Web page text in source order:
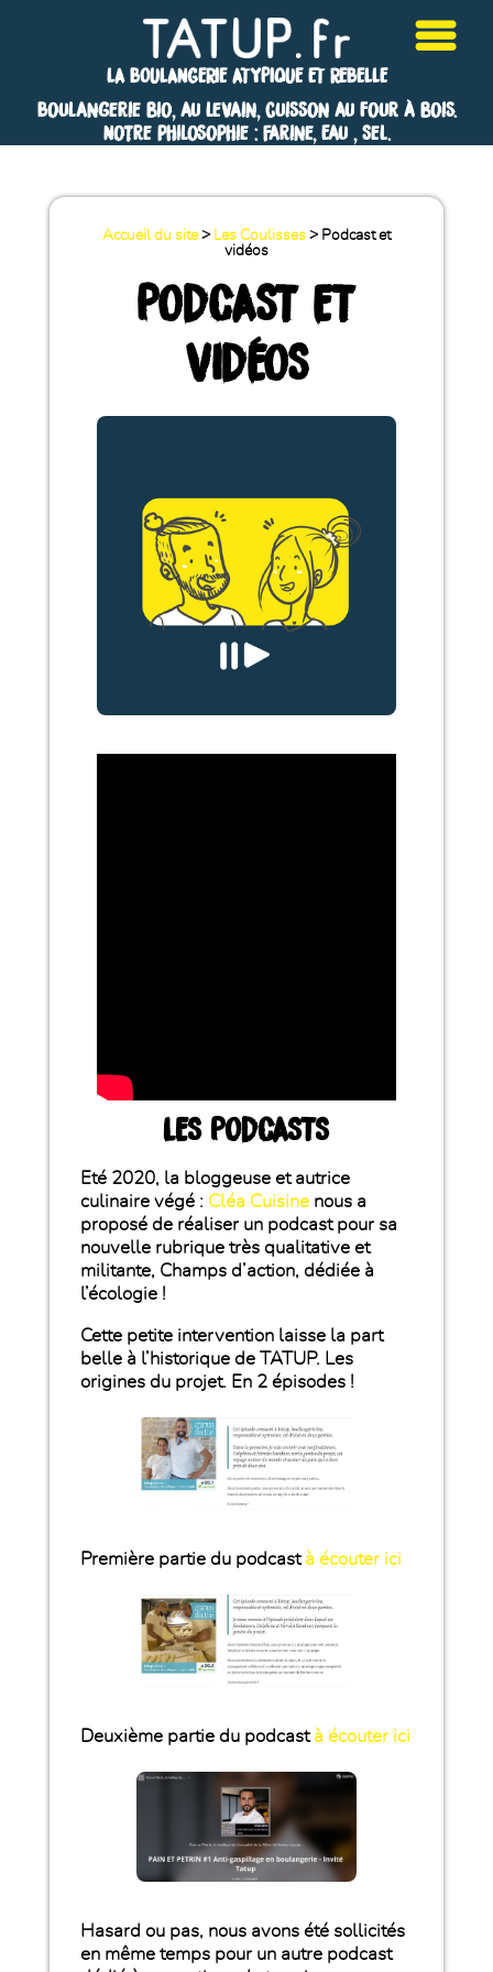
LA BOULANGERIE ATYPIQUE ET REBELLE
Boulangerie bio, au levain, cuisson au four à bois.
Notre philosophie : Farine, Eau , Sel.
Accueil du site> Les Coulisses> Podcast et
vidéos
PODCAST ET
VIDÉOS
LES PODCASTS
Eté 2020, la bloggeuse et autrice
culinaire végé : Cléa Cuisinenous a
proposé de réaliser un podcast pour sa
nouvelle rubrique très qualitative et
militante, Champs d’action, dédiée à
l’écologie !
Cette petite intervention laisse la part
belle à l’historique de TATUP. Les
origines du projet. En 2 épisodes !
Première partie du podcastà écouter ici
Deuxième partie du podcastà écouter ici
Hasard ou pas, nous avons été sollicités
en même temps pour un autre podcast